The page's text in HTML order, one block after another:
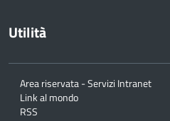
Utilità
Area riservata - Servizi Intranet
Link al mondo
RSS